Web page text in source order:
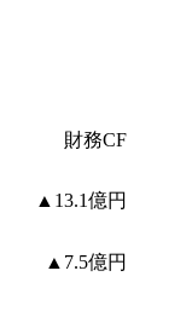
財務CF
▲13.1億円
▲7.5億円